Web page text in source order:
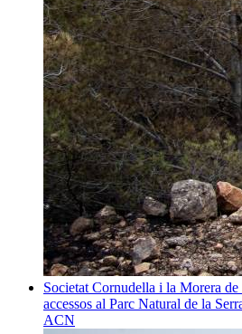
Societat Cornudella i la Morera de
accessos al Parc Natural de la
ACN